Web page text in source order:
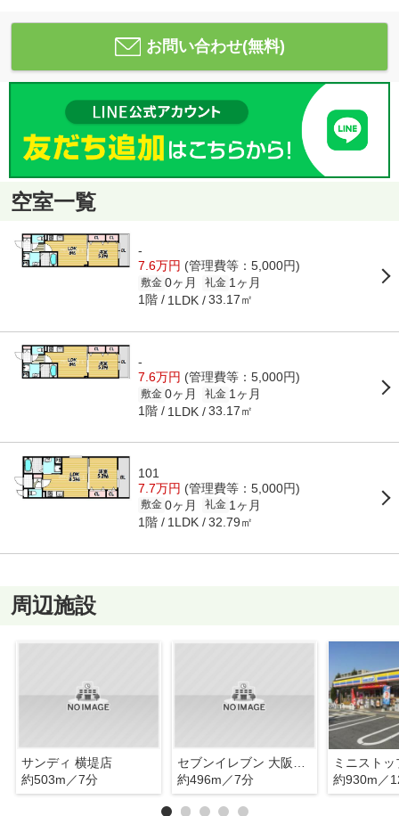
お問い合わせ(無料)
空室一覧
-
7.6万円 (管理費等：5,000円)
敷金 0ヶ月 礼金 1ヶ月
1階 1LDK 33.17㎡
-
7.6万円 (管理費等：5,000円)
敷金 0ヶ月 礼金 1ヶ月
1階 1LDK 33.17㎡
101
7.7万円 (管理費等：5,000円)
敷金 0ヶ月 礼金 1ヶ月
1階 1LDK 32.79㎡
周辺施設
サンディ 横堤店
約503m／7分
約496m／7分
約930m／